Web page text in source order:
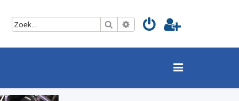
Zoek Uitgebreid zoeken